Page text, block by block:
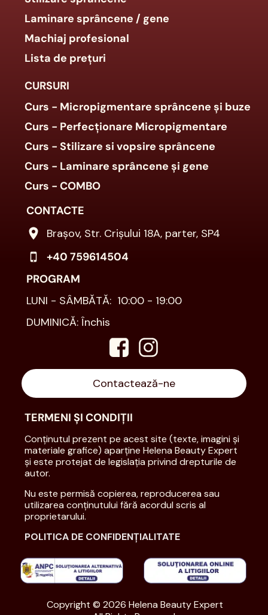
TERMENI ȘI CONDIȚII
Conținutul prezent pe acest site (texte, imagini și
materiale grafice) aparține Helena Beauty Expert
și este protejat de legislația privind drepturile de
autor.
Nu este permisă copierea, reproducerea sau
utilizarea conținutului fără acordul scris al
proprietarului.
POLITICA DE CONFIDENȚIALITATE
Laminare sprâncene / gene
Machiaj profesional
Lista de prețuri
CURSURI
Curs - Micropigmentare sprâncene și buze
Curs - Perfecționare Micropigmentare
Curs - Stilizare si vopsire sprâncene
Curs - Laminare sprâncene și gene
Curs - COMBO
CONTACTE
Brașov, Str. Crișului 18A, parter, SP4
+40 759614504
PROGRAM
LUNI - SÂMBĂTĂ: 10:00 - 19:00
DUMINICĂ: Închis
Contactează-ne
Copyright © 2026 Helena Beauty Expert